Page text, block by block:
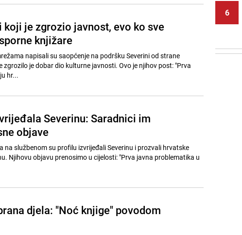
koji je zgrozio javnost, evo ko sve
knjižare
napisali su saopćenje na podršku Severini od strane
je dobar dio kulturne javnosti. Ovo je njihov post: "Prva
hr...
Severinu: Saradnici im
objave
na službenom su profilu izvrijeđali Severinu i prozvali hrvatske
Njihovu objavu prenosimo u cijelosti: "Prva javna problematika u
djela: "Noć knjige" povodom
6